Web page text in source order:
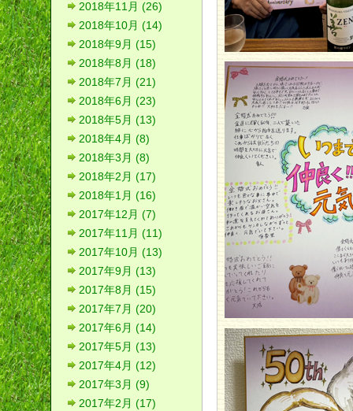
2018年11月 (26)
2018年10月 (14)
2018年9月 (15)
2018年8月 (18)
2018年7月 (21)
2018年6月 (23)
2018年5月 (13)
2018年4月 (8)
2018年3月 (8)
2018年2月 (17)
2018年1月 (16)
2017年12月 (7)
2017年11月 (11)
2017年10月 (13)
2017年9月 (13)
2017年8月 (15)
2017年7月 (20)
2017年6月 (14)
2017年5月 (13)
2017年4月 (12)
2017年3月 (9)
2017年2月 (17)